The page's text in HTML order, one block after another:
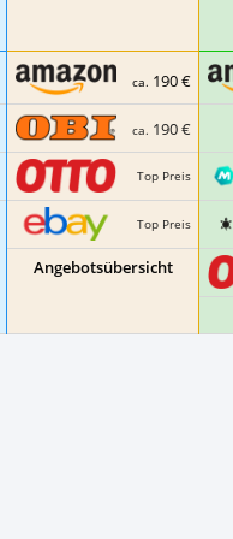
ca. 190 €
ca. 190 €
Top Preis
Top Preis
Angebotsübersicht